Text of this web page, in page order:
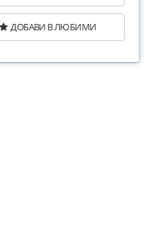
ДОБАВИ В ЛЮБИМИ